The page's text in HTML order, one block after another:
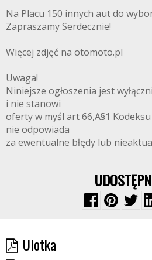
Na Placu 150 innych aut do
Zapraszamy Serdecznie!
Więcej zdjęć na otomoto.pl
Uwaga!
Niniejsze ogłoszenia jest
i nie stanowi
oferty w myśl art 66,A§1
nie odpowiada
za ewentualne błędy lub
Ulotka